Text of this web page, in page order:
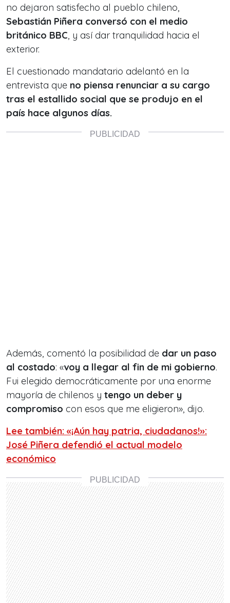
no dejaron satisfecho al pueblo chileno,
Sebastián Piñera conversó con el medio
británico BBC, y así dar tranquilidad hacia el
exterior.
El cuestionado mandatario adelantó en la
entrevista que no piensa renunciar a su cargo
tras el estallido social que se produjo en el
país hace algunos días.
Además, comentó la posibilidad de dar un paso
al costado: «voy a llegar al fin de mi gobierno.
Fui elegido democráticamente por una enorme
mayoría de chilenos y tengo un deber y
compromiso con esos que me eligieron», dijo.
Lee también: «¡Aún hay patria, ciudadanos!»:
José Piñera defendió el actual modelo
económico